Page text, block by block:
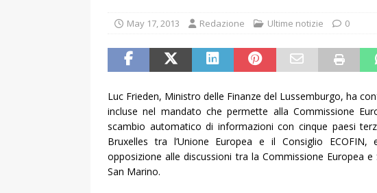
May 17, 2013 Redazione Ultime notizie 0
Luc Frieden, Ministro delle Finanze del Lussemburgo, ha
incluse nel mandato che permette alla Commissione
scambio automatico di informazioni con cinque paesi
Bruxelles tra l’Unione Europea e il Consiglio
opposizione alle discussioni tra la Commissione Europea
San Marino.